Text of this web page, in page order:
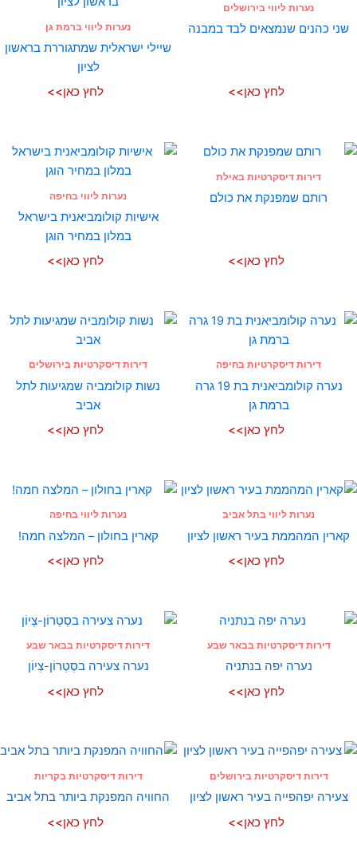
נערות ליווי בירושלים
שני כהנים שנמצאים לבד במבנה
לחץ כאן>>
נערות ליווי ברמת גן
שיילי ישראלית שמתגוררת בראשון
לציון
לחץ כאן>>
דירות דיסקרטיות באילת
רותם שמפנקת את כולם
לחץ כאן>>
נערות ליווי בחיפה
אישיות קולומביאנית בישראל
במלון במחיר הוגן
לחץ כאן>>
דירות דיסקרטיות בחיפה
נערה קולומביאנית בת 19 גרה
ברמת גן
לחץ כאן>>
דירות דיסקרטיות בירושלים
נשות קולומביה שמגיעות לתל
אביב
לחץ כאן>>
נערות ליווי בתל אביב
קארין המהממת בעיר ראשון לציון
לחץ כאן>>
נערות ליווי בחיפה
קארין בחולון – המלצה חמה!
לחץ כאן>>
דירות דיסקרטיות בבאר שבע
נערה יפה בנתניה
לחץ כאן>>
דירות דיסקרטיות בבאר שבע
נערה צעירה בסְטְרוֹן-צְיוֹן
לחץ כאן>>
דירות דיסקרטיות בירושלים
צעירה יפהפייה בעיר ראשון לציון
לחץ כאן>>
דירות דיסקרטיות בקריות
החוויה המפנקת ביותר בתל אביב
לחץ כאן>>